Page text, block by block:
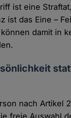
ist eine
ist das Eine –
damit in
nach Artikel